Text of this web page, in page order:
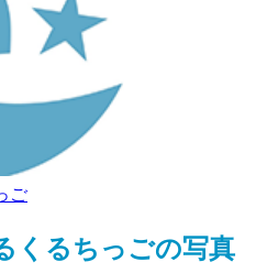
ご
くるちっごの写真